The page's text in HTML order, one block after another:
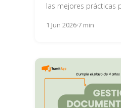
las mejores prácticas
y las...
1 Jun 20267 min